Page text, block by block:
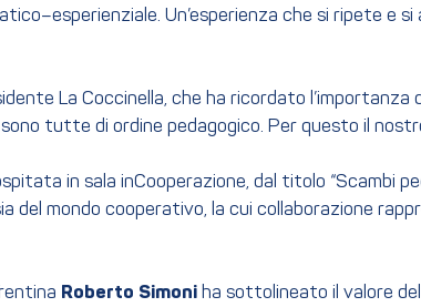
Un’esperienza che si ripete e si
La Coccinella, che ha ricordato
tutte di ordine pedagogico. Per questo il
in sala inCooperazione, dal titolo “Scambi
del mondo cooperativo, la cui collaborazione
Roberto Simoni ha sottolineato il valore